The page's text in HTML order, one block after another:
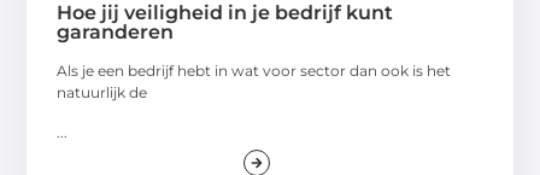
Hoe jij veiligheid in je bedrijf kunt
garanderen
Als je een bedrijf hebt in wat voor sector dan ook is het
natuurlijk de